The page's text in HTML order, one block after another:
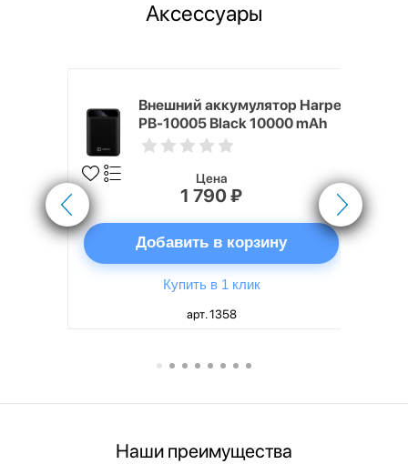
Аксессуары
Внешний аккумулятор Harper
PB-10005 Black 10000 mAh
Цена
1 790 ₽
Добавить в корзину
Купить в 1 клик
арт. 1358
Наши преимущества